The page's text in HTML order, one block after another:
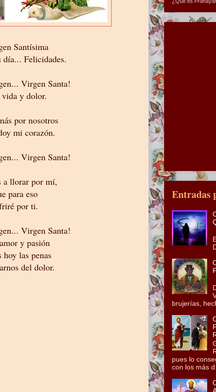
Santísima
día... Felicidades.
Virgen Santa!
y dolor.
por nosotros
mi corazón.
Virgen Santa!
a llorar por mí,
para eso
por ti.
Virgen Santa!
y pasión
hoy las penas
del dolor.
Entradas
brujerías,
pues lo
con los más